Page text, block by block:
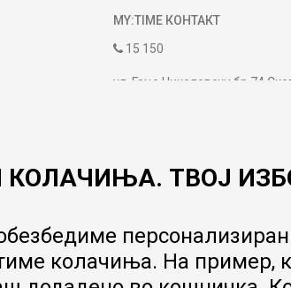
MY:TIME КОНТАКТ
15 150
ул. Гоце Николовски бр.74
09:00 до 17:00
КОЛАЧИЊА. ТВОЈ
колачиња. На пример,